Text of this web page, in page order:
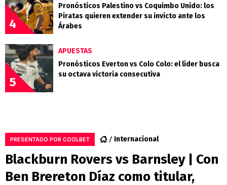
4
Pronósticos Palestino vs Coquimbo Unido: los
Piratas quieren extender su invicto ante los
Árabes
5
APUESTAS
Pronósticos Everton vs Colo Colo: el líder busca
su octava victoria consecutiva
PRESENTADO POR COOLBET Internacional
Blackburn Rovers vs Barnsley | Con
Ben Brereton Díaz como titular,